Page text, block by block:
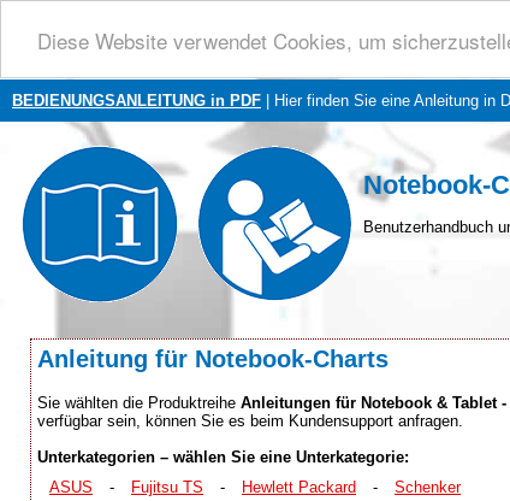
Diese Website verwendet Cookies, um
BEDIENUNGSANLEITUNG in PDF | Hier finden Sie eine Anleitung in
Notebook-
Benutzerhandbuch
Anleitung für Notebook-Charts
Sie wählten die Produktreihe Anleitungen für Notebook & Tablet
verfügbar sein, können Sie es beim Kundensupport anfragen.
Unterkategorien – wählen Sie eine Unterkategorie:
ASUS
- Fujitsu TS - Hewlett Packard - Schenker